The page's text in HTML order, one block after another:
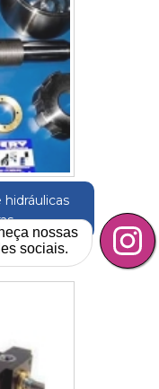
nossas
sociais.